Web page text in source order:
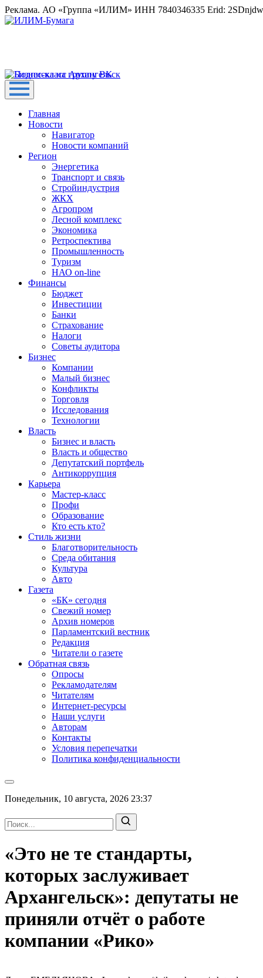
Реклама. АО «Группа «ИЛИМ» ИНН 7840346335 Erid:
Главная
Новости
Навигатор
Новости компаний
Регион
Энергетика
Транспорт и связь
Стройиндустрия
ЖКХ
Агропром
Лесной комплекс
Экономика
Ретроспектива
Промышленность
Туризм
НАО on-line
Финансы
Бюджет
Инвестиции
Банки
Страхование
Налоги
Советы аудитора
Бизнес
Компании
Малый бизнес
Конфликты
Торговля
Исследования
Технологии
Власть
Бизнес и власть
Власть и общество
Депутатский портфель
Антикоррупция
Карьера
Мастер-класс
Профи
Образование
Кто есть кто?
Стиль жизни
Благотворительность
Среда обитания
Культура
Авто
Газета
«БК» сегодня
Свежий номер
Архив номеров
Парламентский вестник
Редакция
Читатели о газете
Обратная связь
Опросы
Рекламодателям
Читателям
Интернет-ресурсы
Наши услуги
Авторам
Контакты
Условия перепечатки
Политика конфиденциальности
Понедельник, 10 августа, 2026 23:37
«Это не те стандарты,
которых заслуживает
Архангельск»: депутаты не
приняли отчёт о работе
компании «Рико»